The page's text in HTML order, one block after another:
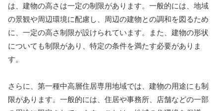
は、建物の高さは一定の制限があります。一般的には、地域
の景観や周辺環境に配慮し、周辺の建物との調和を図るため
に、一定の高さ制限が設けられています。また、建物の形状
についても制限があり、特定の条件を満たす必要がありま
す。
さらに、第一種中高層住居専用地域では、建物の用途にも制
限があります。一般的には、住居や事務所、店舗などの一部